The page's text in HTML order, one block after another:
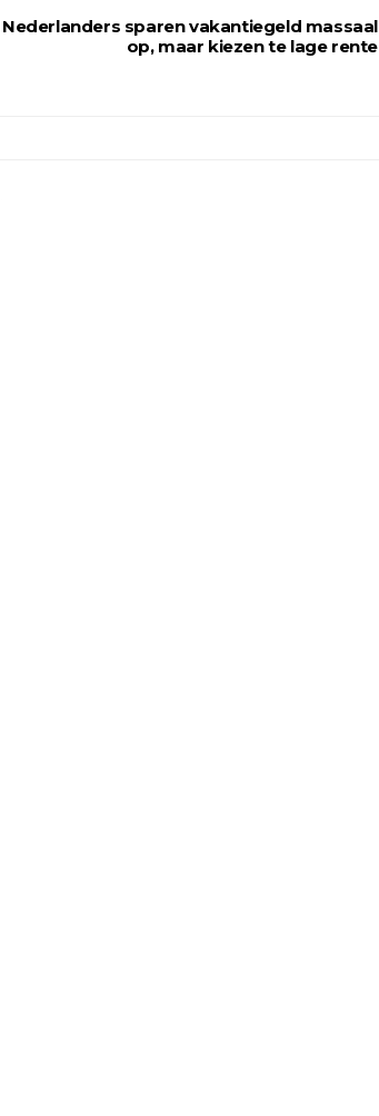
Nederlanders sparen vakantiegeld massaal
op, maar kiezen te lage rente